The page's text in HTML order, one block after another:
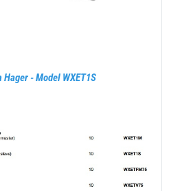
Hager - Model WXET1S